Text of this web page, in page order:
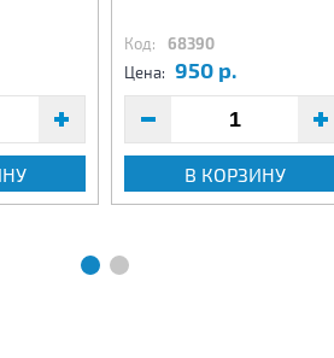
Код: 68390
Цена: 950 р.
В КОРЗИНУ